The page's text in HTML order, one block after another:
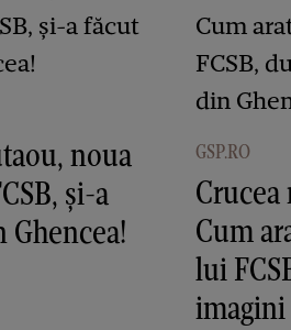
noua
și-a
GSP.RO
Crucea
Cum
lui
imagini